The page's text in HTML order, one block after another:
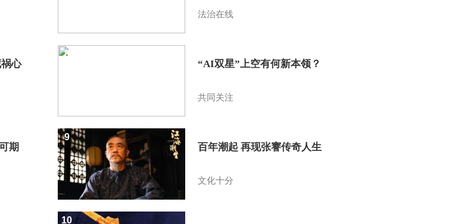
心
期
法治在线
“AI双星”上空有何新本领？
共同关注
8
百年潮起 再现张謇传奇人生
文化十分
9
10